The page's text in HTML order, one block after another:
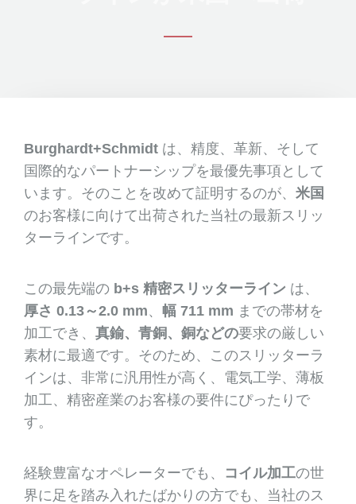
Burghardt+Schmidt は、精度、革新、そして
国際的なパートナーシップを最優先事項として
います。そのことを改めて証明するのが、 米国
のお客様に向けて出荷された当社の最新スリッ
ターラインです。
この最先端の b+s 精密スリッターライン は、
厚さ 0.13～2.0 mm、 幅 711 mm までの帯材を
加工でき、 真鍮、青銅、銅などの要求の厳しい
素材に最適です。そのため、このスリッターラ
インは、非常に汎用性が高く、電気工学、薄板
加工、精密産業のお客様の要件にぴったりで
す。
経験豊富なオペレーターでも、 コイル加工の世
界に足を踏み入れたばかりの方でも、当社のス